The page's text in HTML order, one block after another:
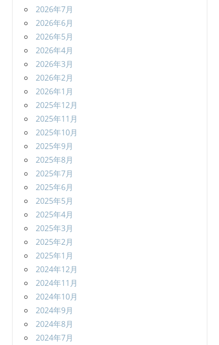
2026年7月
2026年6月
2026年5月
2026年4月
2026年3月
2026年2月
2026年1月
2025年12月
2025年11月
2025年10月
2025年9月
2025年8月
2025年7月
2025年6月
2025年5月
2025年4月
2025年3月
2025年2月
2025年1月
2024年12月
2024年11月
2024年10月
2024年9月
2024年8月
2024年7月